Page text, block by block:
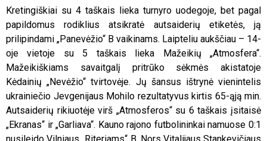
Kretingiškiai su 4 taškais lieka turnyro uodegoje, bet pagal
papildomus rodiklius atsikratė autsaiderių etiketės, ją
prilipindami „Panevėžio“ B vaikinams. Laipteliu aukščiau – 14-
oje vietoje su 5 taškais lieka Mažeikių „Atmosfera“.
Mažeikiškiams savaitgalį pritrūko sėkmės akistatoje
Kėdainių „Nevėžio“ tvirtovėje. Jų šansus ištrynė vienintelis
ukrainiečio Jevgenijaus Mohilo rezultatyvus kirtis 65-ąją min.
Autsaiderių rikiuotėje virš „Atmosferos“ su 6 taškais įsitaisė
„Ekranas“ ir „Garliava“. Kauno rajono futbolininkai namuose 0:1